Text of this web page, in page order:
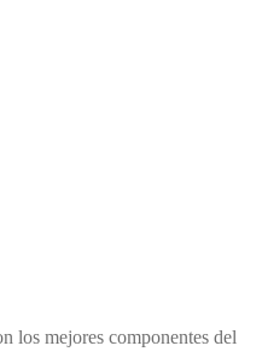
los mejores componentes del